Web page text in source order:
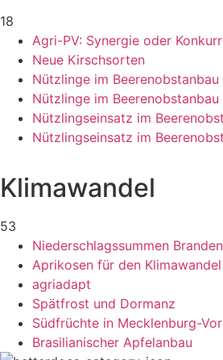
18
Agri-PV: Synergie oder
Neue Kirschsorten
Nützlinge im Beerenobstanbau
Nützlinge im Beerenobstanbau
Nützlingseinsatz im
Nützlingseinsatz im
Klimawandel
53
Niederschlagssummen
Aprikosen für den Klimawandel
agriadapt
Spätfrost und Dormanz
Südfrüchte in Mecklenburg-
Brasilianischer Apfelanbau